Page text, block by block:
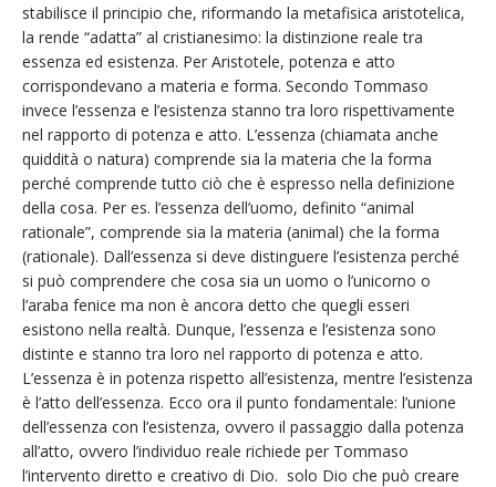
stabilisce il principio che, riformando la metafisica aristotelica,
la rende “adatta” al cristianesimo: la distinzione reale tra
essenza ed esistenza. Per Aristotele, potenza e atto
corrispondevano a materia e forma. Secondo Tommaso
invece l’essenza e l’esistenza stanno tra loro rispettivamente
nel rapporto di potenza e atto. L’essenza (chiamata anche
quiddità o natura) comprende sia la materia che la forma
perché comprende tutto ciò che è espresso nella definizione
della cosa. Per es. l’essenza dell’uomo, definito “animal
rationale”, comprende sia la materia (animal) che la forma
(rationale). Dall’essenza si deve distinguere l’esistenza perché
si può comprendere che cosa sia un uomo o l’unicorno o
l’araba fenice ma non è ancora detto che quegli esseri
esistono nella realtà. Dunque, l’essenza e l’esistenza sono
distinte e stanno tra loro nel rapporto di potenza e atto.
L’essenza è in potenza rispetto all’esistenza, mentre l’esistenza
è l’atto dell’essenza. Ecco ora il punto fondamentale: l’unione
dell’essenza con l’esistenza, ovvero il passaggio dalla potenza
all’atto, ovvero l’individuo reale richiede per Tommaso
l’intervento diretto e creativo di Dio. solo Dio che può creare